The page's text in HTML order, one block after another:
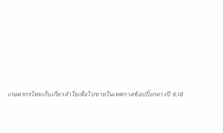
เกษตรกรไทยเก็บเกี่ยวลำใยเพื่อไปขายในเทศกาลช้อปปิ้งกลางปี 6.18